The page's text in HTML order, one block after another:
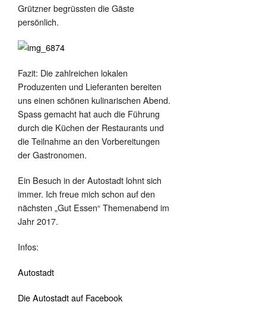
Grützner begrüssten die Gäste
persönlich.
Fazit: Die zahlreichen lokalen
Produzenten und Lieferanten bereiten
uns einen schönen kulinarischen Abend.
Spass gemacht hat auch die Führung
durch die Küchen der Restaurants und
die Teilnahme an den Vorbereitungen
der Gastronomen.
Ein Besuch in der Autostadt lohnt sich
immer. Ich freue mich schon auf den
nächsten „Gut Essen“ Themenabend im
Jahr 2017.
Infos:
Autostadt
Die Autostadt auf Facebook